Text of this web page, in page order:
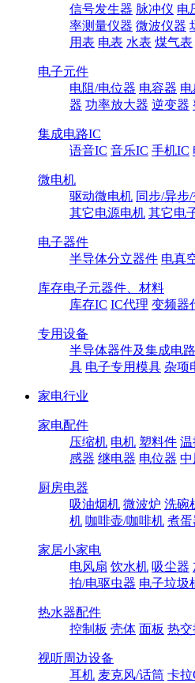
信号发生器 脉冲仪 电
率测量仪器 微波仪器
用表 电表 水表 煤气表
电子元件
电阻/电位器 电容器
器 功率放大器 逆变器
集成电路IC
语音IC 音乐IC 手机IC
微电机
驱动微电机 同步/异步
其它电源电机 其它电
电子器件
半导体分立器件 电真
库存电子元器件、材料
库存IC IC代理 变频器
专用设备
半导体器件及集成电
具 电子专用模具 杂项
家电行业
家电配件
压缩机 电机 塑料件 温
感器 继电器 电位器 中
厨房电器
吸油烟机 微波炉 洗碗
机 咖啡壶/咖啡机 煮蛋
家居小家电
电风扇 饮水机 吸尘器
拍/电驱虫器 电子垃圾
热水器配件
控制板 壳体 面板 热交
视听周边设备
耳机 麦克风/话筒 卡